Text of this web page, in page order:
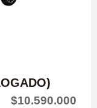
$10.590.000